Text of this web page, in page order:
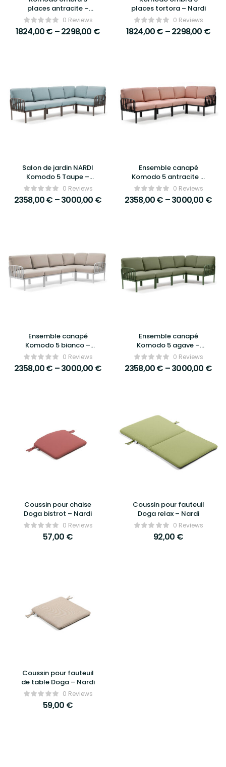
places antracite –
Nardi0 Reviews
1824,00€ –2298,00 €
places tortora – Nardi
0 Reviews
1824,00€ –2298,00 €
Salon de jardin NARDI
Komodo 5 Taupe –
canapé modulaire
design et durable pour
extérieur
0 Reviews
2358,00€ –3000,00 €
Ensemble canapé
Komodo 5 antracite –
Nardi0 Reviews
2358,00€ –3000,00 €
Ensemble canapé
Komodo 5 bianco –
Nardi0 Reviews
2358,00€ –3000,00 €
Ensemble canapé
Komodo 5 agave –
Nardi0 Reviews
2358,00€ –3000,00 €
Coussin pour chaise
Doga bistrot – Nardi
0 Reviews
57,00 €
Coussin pour fauteuil
Doga relax – Nardi
0 Reviews
92,00 €
Coussin pour fauteuil
de table Doga – Nardi
0 Reviews
59,00 €